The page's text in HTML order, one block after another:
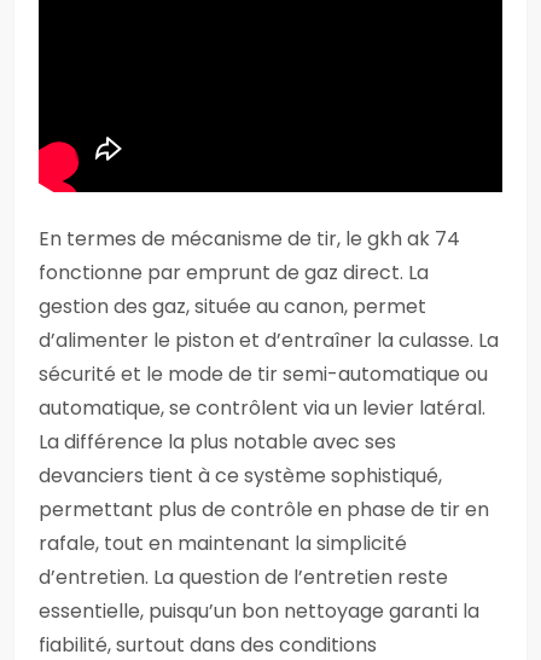
En termes de mécanisme de tir, le gkh ak 74
fonctionne par emprunt de gaz direct. La
gestion des gaz, située au canon, permet
d’alimenter le piston et d’entraîner la culasse. La
sécurité et le mode de tir semi-automatique ou
automatique, se contrôlent via un levier latéral.
La différence la plus notable avec ses
devanciers tient à ce système sophistiqué,
permettant plus de contrôle en phase de tir en
rafale, tout en maintenant la simplicité
d’entretien. La question de l’entretien reste
essentielle, puisqu’un bon nettoyage garanti la
fiabilité, surtout dans des conditions